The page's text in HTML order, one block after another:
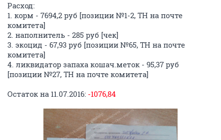
Расход:
1. корм - 7694,2 руб [позиции №1-2, ТН на почте
комитета]
2. наполнитель - 285 руб [чек]
3. экоцид - 67,93 руб [позиции №65, ТН на почте
комитета]
4. ликвидатор запаха кошач.меток - 95,37 руб
[позиции №27, ТН на почте комитета]
Остаток на 11.07.2016: -1076,84